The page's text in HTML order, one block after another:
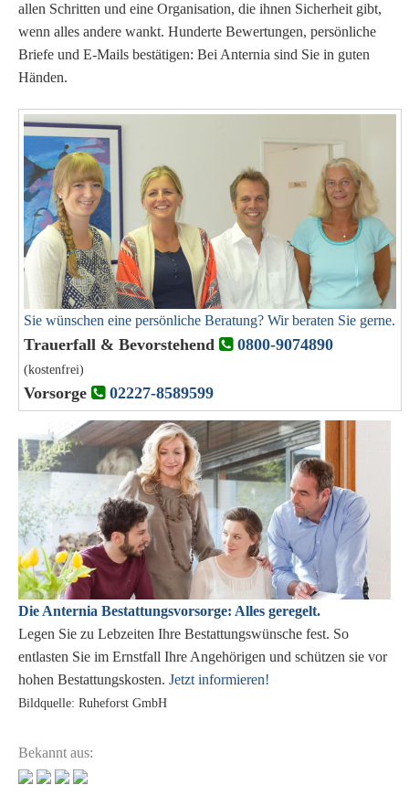
allen Schritten und eine Organisation, die ihnen Sicherheit gibt,
wenn alles andere wankt. Hunderte Bewertungen, persönliche
Briefe und E-Mails bestätigen: Bei Anternia sind Sie in guten
Händen.
Sie wünschen eine persönliche Beratung? Wir beraten Sie gerne.
Trauerfall & Bevorstehend 0800-9074890
(kostenfrei)
Vorsorge 02227-8589599
Die Anternia Bestattungsvorsorge: Alles geregelt.
Legen Sie zu Lebzeiten Ihre Bestattungswünsche fest. So
entlasten Sie im Ernstfall Ihre Angehörigen und schützen sie vor
hohen Bestattungskosten. Jetzt informieren!
Bildquelle: Ruheforst GmbH
Bekannt aus: